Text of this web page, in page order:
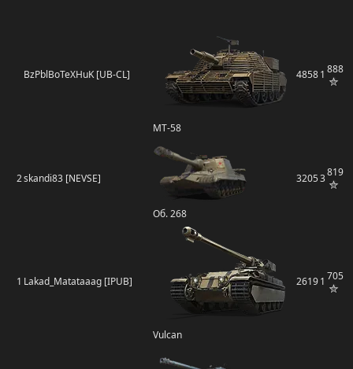
BzPblBoTeXHuK [UB-CL]
MT-58
48581 888
2skandi83 [NEVSE]
Об. 268
32053819
1 Lakad_Matataaag [IPUB]
Vulcan
26191 705